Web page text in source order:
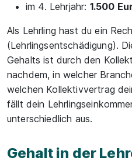
im 4. Lehrjahr: 1.500
Als Lehrling hast du ein
(Lehrlingsentschädigung).
Gehalts ist durch den
nachdem, in welcher
welchen Kollektivvertrag
fällt dein
unterschiedlich aus.
Gehalt in der